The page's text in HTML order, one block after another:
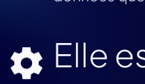
Elle